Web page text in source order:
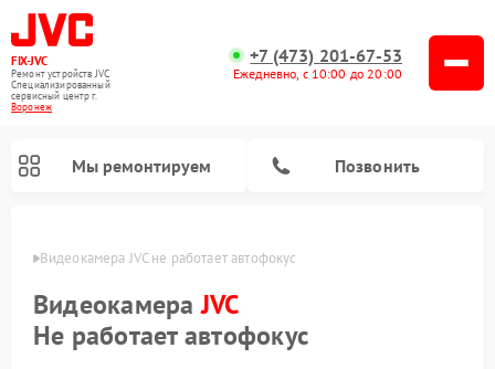
FIX-JVC
Ремонт устройств JVC
Специализированный
cервисный центр г.
Воронеж
+7 (473) 201-67-53
Ежедневно, с 10:00 до 20:00
Мы ремонтируем Позвонить
Видеокамера JVC не работает автофокус
ВидеокамераJVC
Не работает автофокус